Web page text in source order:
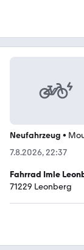
Neufahrzeug •
7.8.2026, 22:37
Fahrrad Imle
71229 Leonberg